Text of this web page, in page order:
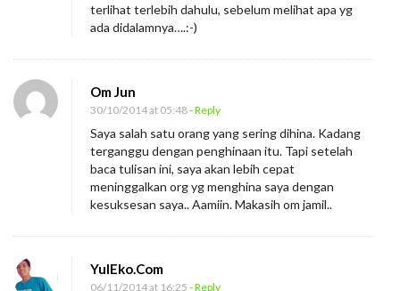
terlihat terlebih dahulu, sebelum melihat apa yg
ada didalamnya….:-)
Om Jun
30/10/2014 at 05:48- Reply
Saya salah satu orang yang sering dihina. Kadang
terganggu dengan penghinaan itu. Tapi setelah
baca tulisan ini, saya akan lebih cepat
meninggalkan org yg menghina saya dengan
kesuksesan saya.. Aamiin. Makasih om jamil..
YulEko.Com
06/11/2014 at 16:25 - Reply